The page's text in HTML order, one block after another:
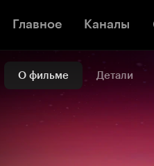
Главное Каналы
О фильме Детали